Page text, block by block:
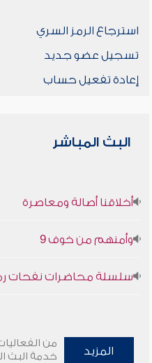
استرجاع الرمز السري
تسجيل عضو جديد
إعادة تفعيل حساب
البث المباشر
أخلاقنا أصالة ومعاصرة
وأمنهم من خوف 9
سلسلة محاضرات نفحات
المزيد
من
خدمة البث